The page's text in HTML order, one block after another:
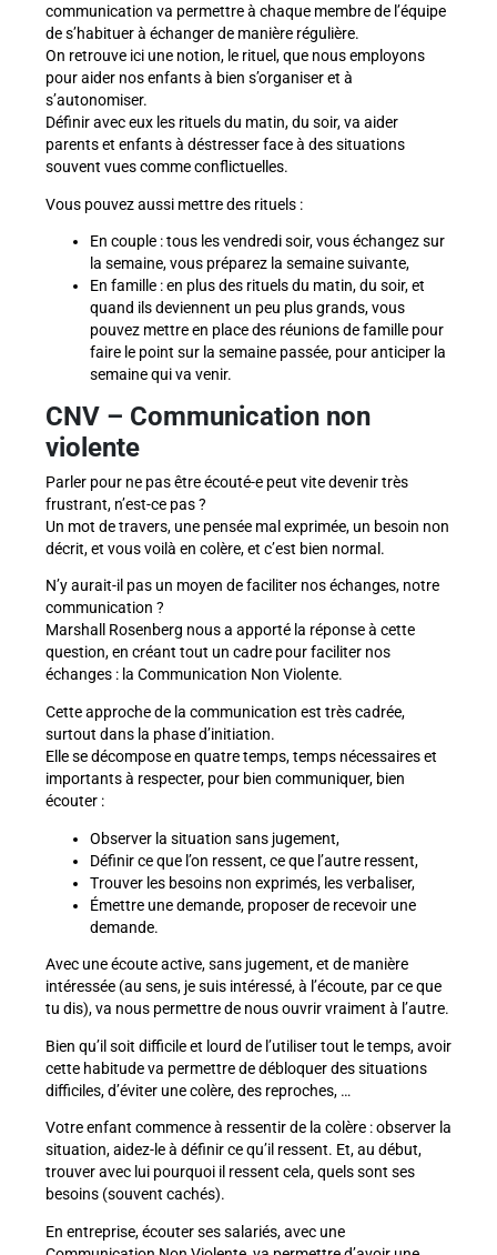
communication va permettre à chaque membre de l’équipe
de s’habituer à échanger de manière régulière.
On retrouve ici une notion, le rituel, que nous employons
pour aider nos enfants à bien s’organiser et à
s’autonomiser.
Définir avec eux les rituels du matin, du soir, va aider
parents et enfants à déstresser face à des situations
souvent vues comme conflictuelles.
Vous pouvez aussi mettre des rituels :
En couple : tous les vendredi soir, vous échangez sur
la semaine, vous préparez la semaine suivante,
En famille : en plus des rituels du matin, du soir, et
quand ils deviennent un peu plus grands, vous
pouvez mettre en place des réunions de famille pour
faire le point sur la semaine passée, pour anticiper la
semaine qui va venir.
CNV – Communication non
violente
Parler pour ne pas être écouté-e peut vite devenir très
frustrant, n’est-ce pas ?
Un mot de travers, une pensée mal exprimée, un besoin non
décrit, et vous voilà en colère, et c’est bien normal.
N’y aurait-il pas un moyen de faciliter nos échanges, notre
communication ?
Marshall Rosenberg nous a apporté la réponse à cette
question, en créant tout un cadre pour faciliter nos
échanges : la Communication Non Violente.
Cette approche de la communication est très cadrée,
surtout dans la phase d’initiation.
Elle se décompose en quatre temps, temps nécessaires et
importants à respecter, pour bien communiquer, bien
écouter :
Observer la situation sans jugement,
Définir ce que l’on ressent, ce que l’autre ressent,
Trouver les besoins non exprimés, les verbaliser,
Émettre une demande, proposer de recevoir une
demande.
Avec une écoute active, sans jugement, et de manière
intéressée (au sens, je suis intéressé, à l’écoute, par ce que
tu dis), va nous permettre de nous ouvrir vraiment à l’autre.
Bien qu’il soit difficile et lourd de l’utiliser tout le temps, avoir
cette habitude va permettre de débloquer des situations
difficiles, d’éviter une colère, des reproches, …
Votre enfant commence à ressentir de la colère : observer la
situation, aidez-le à définir ce qu’il ressent. Et, au début,
trouver avec lui pourquoi il ressent cela, quels sont ses
besoins (souvent cachés).
En entreprise, écouter ses salariés, avec une